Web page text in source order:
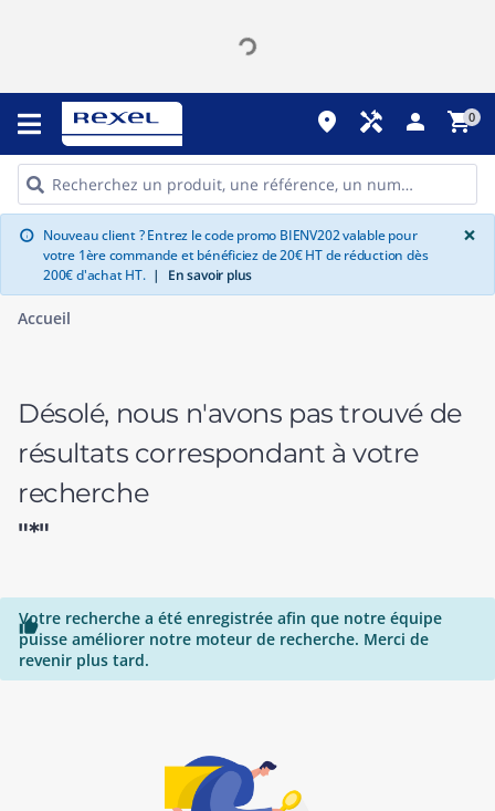
place handyman person shopping_cart0
info Nouveau client ? Entrez le code promo BIENV202 valable pour
votre 1ère commande et bénéficiez de 20€ HT de réduction dès
200€ d'achat HT. | En savoir plus
×
Accueil
Désolé, nous n'avons pas trouvé de
résultats correspondant à votre
recherche
"*"

Votre recherche a été enregistrée afin que notre équipe
puisse améliorer notre moteur de recherche. Merci de
revenir plus tard.